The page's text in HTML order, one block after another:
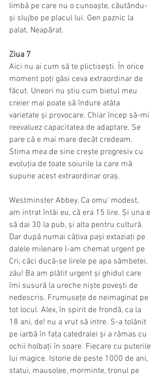
limbă pe care nu o cunoaște, căutându-
și slujbe pe placul lui. Gen paznic la
palat. Neapărat.
Ziua 7
Aici nu ai cum să te plictisești. În orice
moment poți găsi ceva extraordinar de
făcut. Uneori nu știu cum bietul meu
creier mai poate să îndure atâta
varietate și provocare. Chiar încep să-mi
reevaluez capacitatea de adaptare. Se
pare că e mai mare decât credeam.
Stima mea de sine crește progresiv cu
evoluția de toate soiurile la care mă
supune acest extraordinar oraș.
Westminster Abbey. Ca omu’ modest,
am intrat întâi eu, că era 15 lire. Și una e
să dai 30 la pub, și alta pentru cultură.
Dar după numai câțiva pași extaziați pe
dalele milenare l-am chemat urgent pe
Cri, căci ducă-se lirele pe apa sâmbetei,
zău! Ba am plătit urgent și ghidul care
îmi susură la ureche niște povești de
nedescris. Frumusețe de neimaginat pe
tot locul. Alex, în spirit de frondă, ca la
18 ani, de! nu a vrut să intre. S-a tolănit
pe iarbă în fața catedralei și a rămas cu
ochii holbați în soare. Fiecare cu puterile
lui magice. Istorie de peste 1000 de ani,
statui, mausolee, morminte, tronul pe